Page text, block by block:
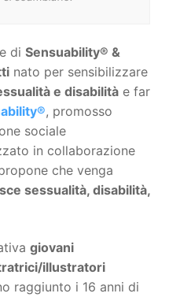
di Sensuability® &
nato per sensibilizzare
e disabilità e far
, promosso
sociale
in collaborazione
che venga
sessualità, disabilità,
giovani
illustratori
raggiunto i 16 anni di